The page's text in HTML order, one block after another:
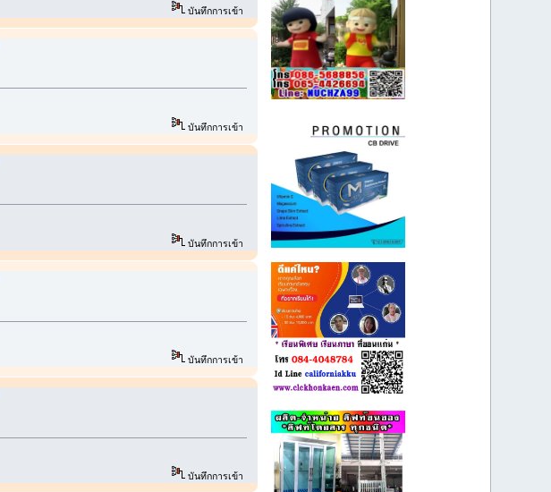
บันทึกการเข้า
บันทึกการเข้า
บันทึกการเข้า
บันทึกการเข้า
บันทึกการเข้า